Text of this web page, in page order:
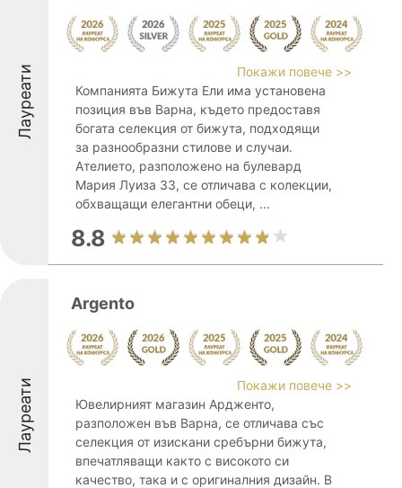
Лауреати
Покажи повече >>
Компанията Бижута Ели има установена
позиция във Варна, където предоставя
богата селекция от бижута, подходящи
за разнообразни стилове и случаи.
Ателието, разположено на булевард
Мария Луиза 33, се отличава с колекции,
обхващащи елегантни обеци, ...
8.8
Лауреати
Argento
Покажи повече >>
Ювелирният магазин Ардженто,
разположен във Варна, се отличава със
селекция от изискани сребърни бижута,
впечатляващи както с високото си
качество, така и с оригиналния дизайн. В